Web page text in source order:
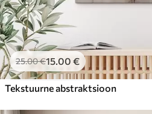
25.00€15.00 €
Tekstuurne abstraktsioon